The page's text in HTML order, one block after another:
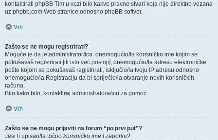
kontaktirati phpBB Tim u vezi bilo kakve pravne stvari koja nije direktno vezana
uz phpbb.com Web stranice odnosno phpBB softver.
Vrh
Zašto se ne mogu registrirati?
Moguće je da je administrator/ica: onemogućio/la korisničko ime kojim se
pokušavaš registrirati [ili isto već postoji], onemogućio/la adresu elektroničke
pošte kojom se pokušavaš registrirati, isključio/la tvoju IP adresu odnosno
onemogućio/la Registraciju da bi spriječio/la otvaranje novih korisničkih
računa.
Bilo kako bilo, kontaktiraj administratora/icu za pomoć.
Vrh
Zašto se ne mogu prijaviti na forum “po prvi put”?
Jesi li upisao/la točno korisničko ime i zaporku?